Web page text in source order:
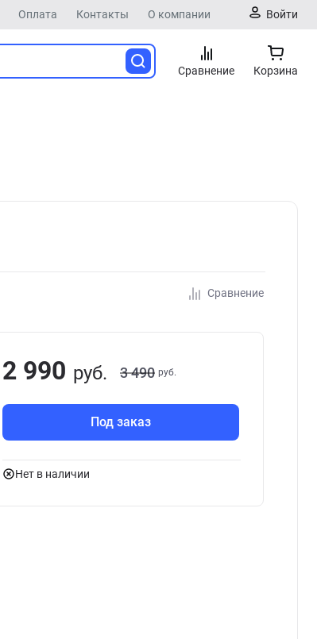
Оплата Контакты О компании Войти
Сравнение Корзина
Сравнение
2 990 руб. 3 490 руб.
Под заказ
Нет в наличии